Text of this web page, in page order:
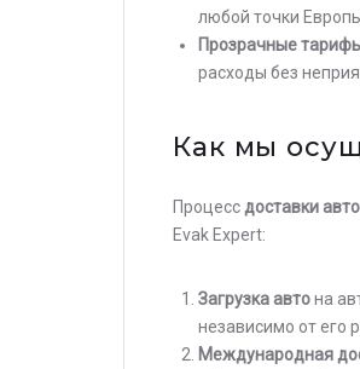
любой точки
Прозрачные
расходы без
Как мы
Процесс доставки
Evak Expert:
Загрузка автона
независимо от его
Международная